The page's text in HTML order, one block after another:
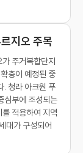
지오 주목
주거복합단지
충이 예정된 중
. 청라 아크원 푸
심부에 조성되는
적용하여 지역
대가 구성되어